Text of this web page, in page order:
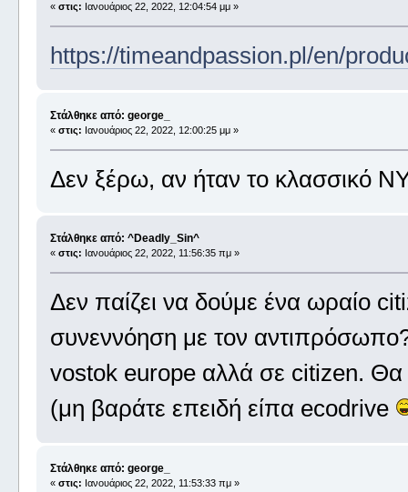
« στις: Ιανουάριος 22, 2022, 12:04:54 μμ »
https://timeandpassion.pl/en/
Στάλθηκε από: george_
« στις: Ιανουάριος 22, 2022, 12:00:25 μμ »
Δεν ξέρω, αν ήταν το κλασσικό
Στάλθηκε από: ^Deadly_Sin^
« στις: Ιανουάριος 22, 2022, 11:56:35 πμ »
Δεν παίζει να δούμε ένα ωραίο
συνεννόηση με τον
vostok europe αλλά σε citizen. Θα
(μη βαράτε επειδή είπα ecodrive
Στάλθηκε από: george_
« στις: Ιανουάριος 22, 2022, 11:53:33 πμ »